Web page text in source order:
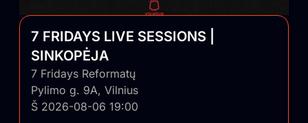
7 FRIDAYS LIVE SESSIONS |
SINKOPĖJA
7 Fridays Reformatų
Pylimo g. 9A, Vilnius
Š 2026-08-06 19:00